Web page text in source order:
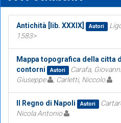
Antichità [lib. XXXIX] Autori
1583>
Mappa topografica della citta
contorni
Autori Carafa,
Giuseppe
; Carletti, Niccolo
Il Regno di Napoli Autori
Nicola Antonio